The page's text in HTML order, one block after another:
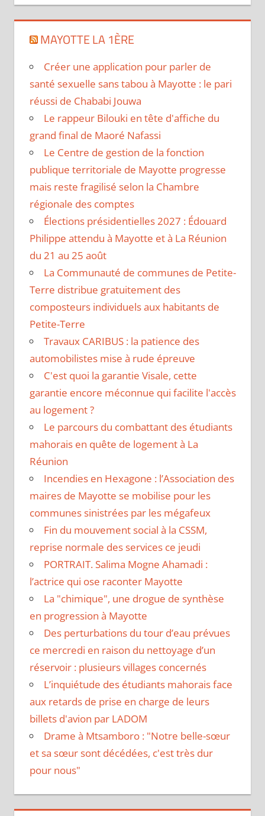
MAYOTTE LA 1ÈRE
Créer une application pour parler de
santé sexuelle sans tabou à Mayotte : le pari
réussi de Chababi Jouwa
Le rappeur Bilouki en tête d'affiche du
grand final de Maoré Nafassi
Le Centre de gestion de la fonction
publique territoriale de Mayotte progresse
mais reste fragilisé selon la Chambre
régionale des comptes
Élections présidentielles 2027 : Édouard
Philippe attendu à Mayotte et à La Réunion
du 21 au 25 août
La Communauté de communes de Petite-
Terre distribue gratuitement des
composteurs individuels aux habitants de
Petite-Terre
Travaux CARIBUS : la patience des
automobilistes mise à rude épreuve
C'est quoi la garantie Visale, cette
garantie encore méconnue qui facilite l'accès
au logement ?
Le parcours du combattant des étudiants
mahorais en quête de logement à La
Réunion
Incendies en Hexagone : l’Association des
maires de Mayotte se mobilise pour les
communes sinistrées par les mégafeux
Fin du mouvement social à la CSSM,
reprise normale des services ce jeudi
PORTRAIT. Salima Mogne Ahamadi :
l’actrice qui ose raconter Mayotte
La "chimique", une drogue de synthèse
en progression à Mayotte
Des perturbations du tour d’eau prévues
ce mercredi en raison du nettoyage d’un
réservoir : plusieurs villages concernés
L’inquiétude des étudiants mahorais face
aux retards de prise en charge de leurs
billets d'avion par LADOM
Drame à Mtsamboro : "Notre belle-sœur
et sa sœur sont décédées, c'est très dur
pour nous"